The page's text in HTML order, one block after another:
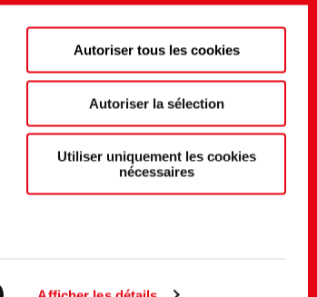
Autoriser tous les cookies
Autoriser la sélection
Utiliser uniquement les cookies
nécessaires